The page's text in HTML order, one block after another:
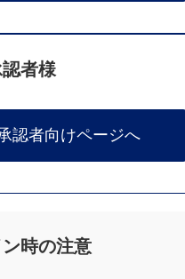
者様
認者向けページへ
ン時の注意